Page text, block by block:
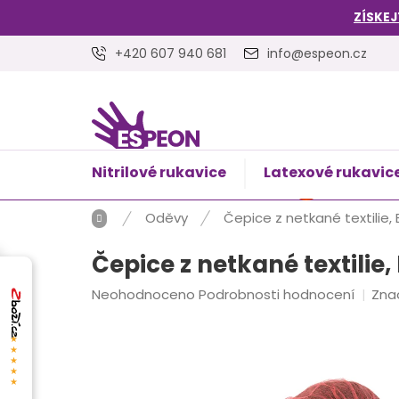
+420 607 940 681 info@espeon.cz
NÁKUPNÍ
KOŠÍK
Prázdný
Nitrilové rukavice Latexové
DomůOděvy Čepice z netkané textilie,
Čepice z netkané textilie,
Průměrné
Neohodnoceno Podrobnosti hodnocení
★★★★★